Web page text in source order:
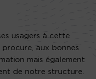
usagers à cette
procure, aux bonnes
mais également
de notre structure.